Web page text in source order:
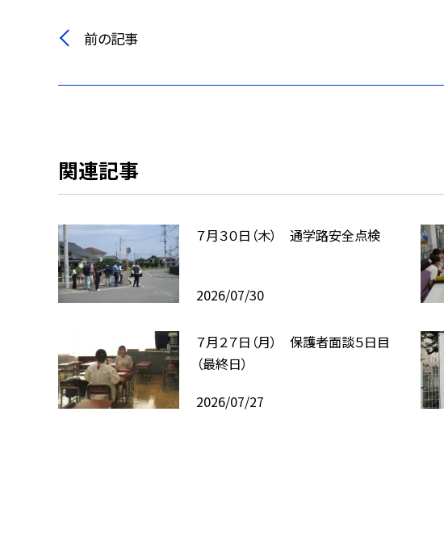
前の記事
関連記事
７月３０日（木） 通学路安全点検
2026/07/30
７月２７日（月） 保護者面談５日目
（最終日）
2026/07/27